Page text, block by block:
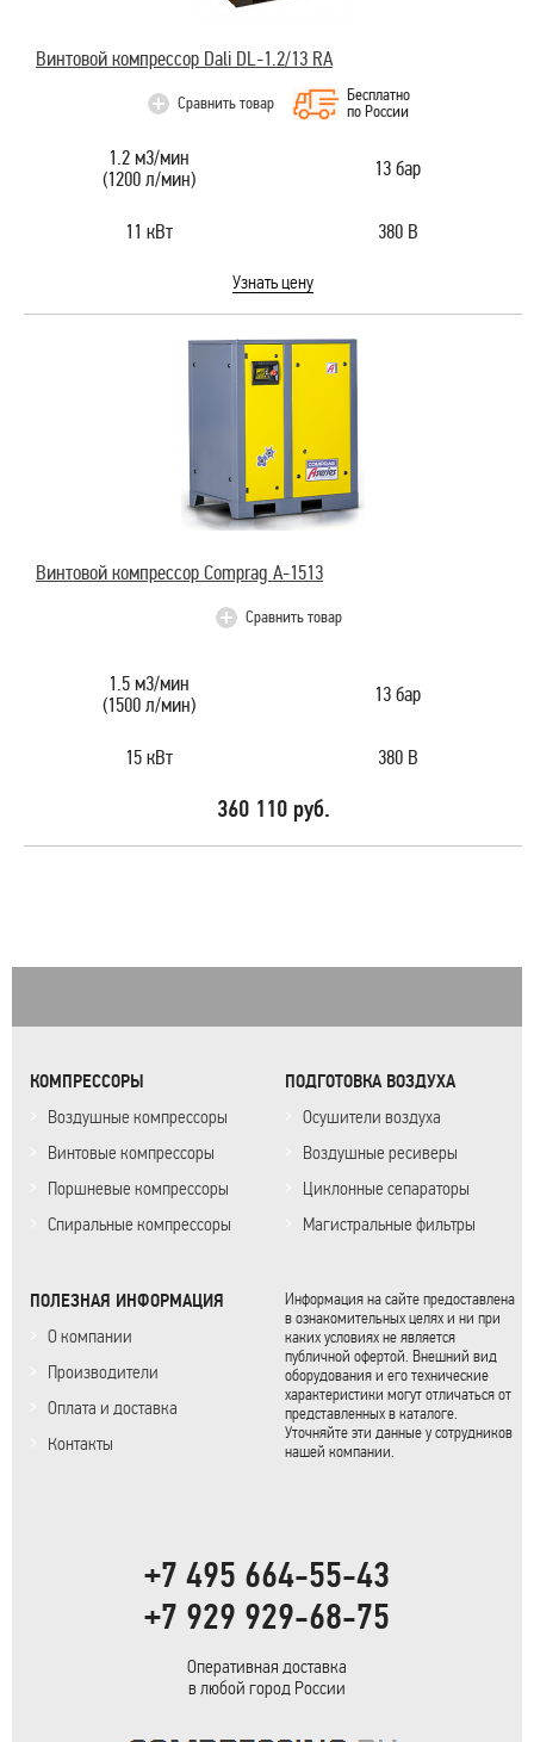
Винтовой компрессор Dali DL-1.2/13 RA
Сравнить товар
Бесплатно
по России
1.2 м3/мин
(1200 л/мин)
13 бар
11 кВт 380 В
Узнать цену
Винтовой компрессор Comprag A-1513
Сравнить товар
1.5 м3/мин
(1500 л/мин)
13 бар
15 кВт 380 В
360 110 руб.
КОМПРЕССОРЫ
Воздушные компрессоры
Винтовые компрессоры
Поршневые компрессоры
Спиральные компрессоры
ПОДГОТОВКА ВОЗДУХА
Осушители воздуха
Воздушные ресиверы
Циклонные сепараторы
Магистральные фильтры
ПОЛЕЗНАЯ ИНФОРМАЦИЯ
О компании
Производители
Оплата и доставка
Контакты
Информация на сайте предоставлена
в ознакомительных целях и ни при
каких условиях не является
публичной офертой. Внешний вид
оборудования и его технические
характеристики могут отличаться от
представленных в каталоге.
Уточняйте эти данные у сотрудников
нашей компании.
+7 495 664-55-43
+7 929 929-68-75
Оперативная доставка
в любой город России